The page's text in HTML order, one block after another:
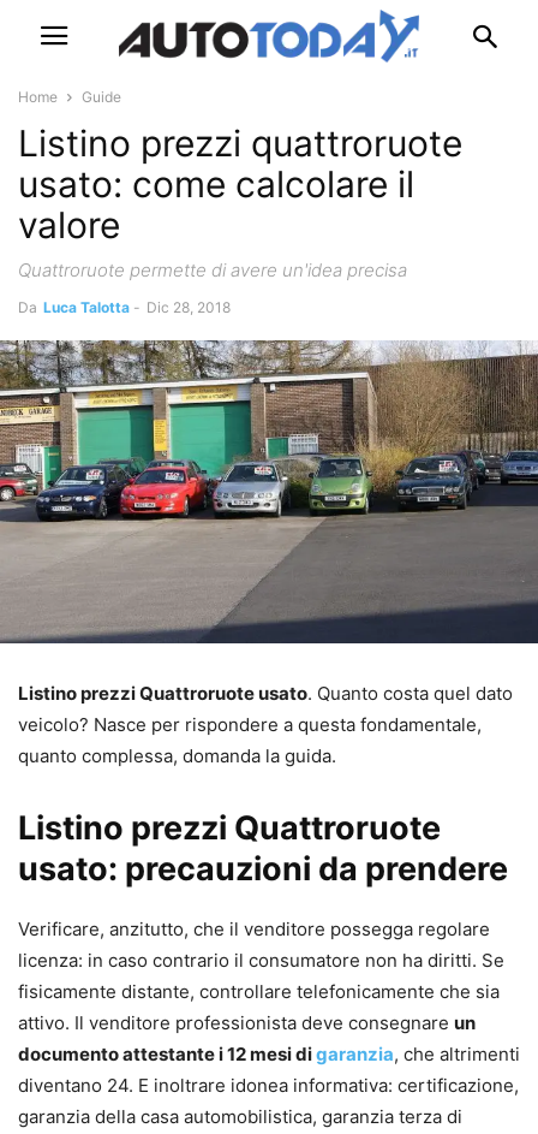
Home Guide
Listino prezzi quattroruote
usato: come calcolare il
valore
Quattroruote permette di avere un'idea precisa
Da Luca Talotta - Dic 28, 2018
Listino prezzi Quattroruote usato. Quanto costa quel dato
veicolo? Nasce per rispondere a questa fondamentale,
quanto complessa, domanda la guida.
Listino prezzi Quattroruote
usato: precauzioni da prendere
Verificare, anzitutto, che il venditore possegga regolare
licenza: in caso contrario il consumatore non ha diritti. Se
fisicamente distante, controllare telefonicamente che sia
attivo. Il venditore professionista deve consegnare un
documento attestante i 12 mesi digaranzia, che altrimenti
diventano 24. E inoltrare idonea informativa: certificazione,
garanzia della casa automobilistica, garanzia terza di